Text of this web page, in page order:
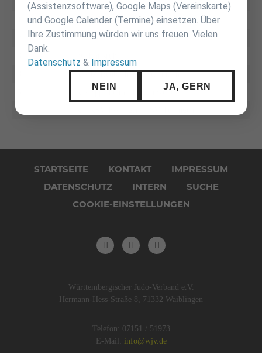
TSV Abensberg
TSV Altenfurt
KG JZ Heubach / JT Steinheim
KG Eppelheim / Pfaffenweiler
5.
überspringenSTARTSEITE KONTAKT
IMPRESSUM
DATENSCHUTZ
INTERN
SUCHE
COOKIE-EINSTELLUNGEN
Württembergischer Judo-Verband e.V.
Hermann-Hess-Straße 8, 71332 Waiblingen
Telefon: 07151 / 51973
E-Mail: info@wjv.de
(Assistenzsoftware), Google Maps (Vereinskarte)
und Google Calender (Termine) einsetzen. Über
Ihre Zustimmung würden wir uns freuen. Vielen
Dank.
Datenschutz & Impressum
NEIN JA, GERN